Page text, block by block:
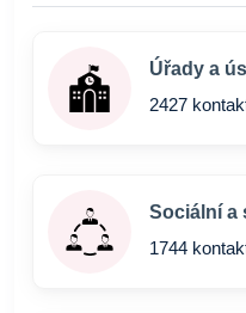
Úřady a
2427
Sociální a
1744